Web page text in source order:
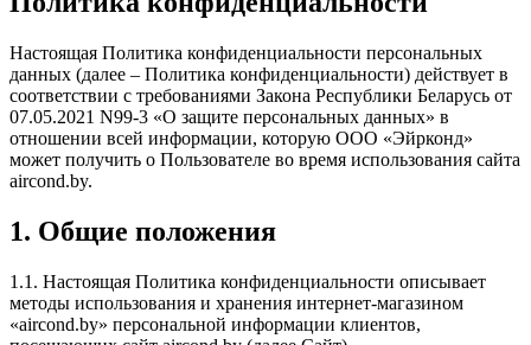
Настоящая Политика конфиденциальности персональных
данных (далее – Политика конфиденциальности) действует в
соответствии с требованиями Закона Республики Беларусь от
07.05.2021 N99-3 «О защите персональных данных» в
отношении всей информации, которую ООО «Эйрконд»
может получить о Пользователе во время использования сайта
aircond.by.
1. Общие положения
1.1. Настоящая Политика конфиденциальности описывает
методы использования и хранения интернет-магазином
«aircond.by» персональной информации клиентов,